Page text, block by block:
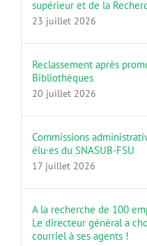
23 juillet 2026
Bibliothèques
20 juillet 2026
élu·es du SNASUB-FSU
17 juillet 2026
Le directeur général a
courriel à ses agents !
15 juillet 2026